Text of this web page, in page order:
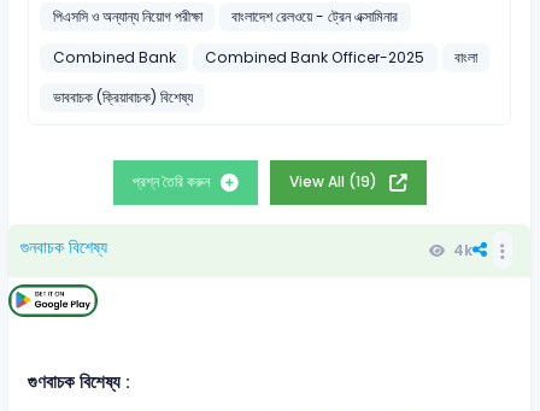
পিএসসি ও অন্যান্য নিয়োগ পরীক্ষা
বাংলাদেশ রেলওয়ে - ট্রেন এক্সামিনার
Combined Bank
Combined Bank Officer-2025
বাংলা
ভাববাচক (ক্রিয়াবাচক) বিশেষ্য
প্রশ্ন তৈরি করুন View All (19)
গুনবাচক বিশেষ্য 4k
গুণবাচক বিশেষ্য :